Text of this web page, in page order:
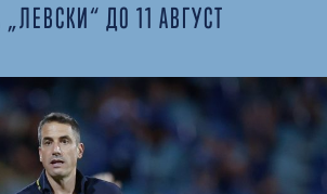
ДО 11 АВГУСТ